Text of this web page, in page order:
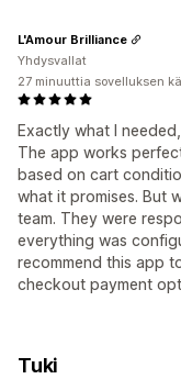
Exactly what I
The app works
based on cart
what it promises. But
team. They were
everything was
recommend this app
checkout payment
L'Amour Brilliance
Yhdysvallat
27 minuuttia sovelluksen
Tuki